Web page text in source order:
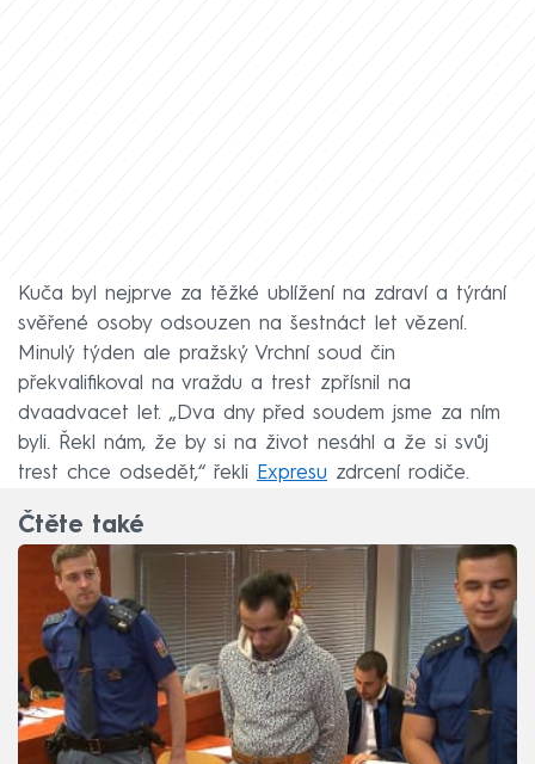
Kuča byl nejprve za těžké ublížení na zdraví a týrání
svěřené osoby odsouzen na šestnáct let vězení.
Minulý týden ale pražský Vrchní soud čin
překvalifikoval na vraždu a trest zpřísnil na
dvaadvacet let. „Dva dny před soudem jsme za ním
byli. Řekl nám, že by si na život nesáhl a že si svůj
trest chce odsedět,“ řekli
Expresu zdrcení rodiče.
Čtěte také